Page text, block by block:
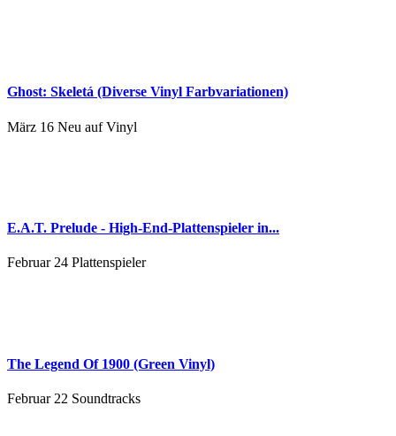
Ghost: Skeletá (Diverse Vinyl Farbvariationen)
März 16 Neu auf Vinyl
E.A.T. Prelude - High-End-Plattenspieler in...
Februar 24 Plattenspieler
The Legend Of 1900 (Green Vinyl)
Februar 22 Soundtracks